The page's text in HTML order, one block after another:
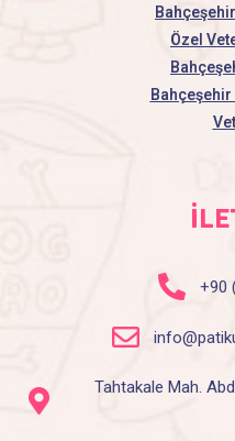
Özel
Bahçeşehir
+90
Tahtakale Mah.